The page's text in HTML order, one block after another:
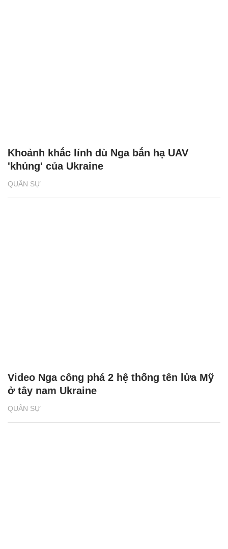
QUÂN SỰ
Khoảnh khắc lính dù Nga bắn hạ UAV
'khủng' của Ukraine
QUÂN SỰ
Video Nga công phá 2 hệ thống tên lửa Mỹ
ở tây nam Ukraine